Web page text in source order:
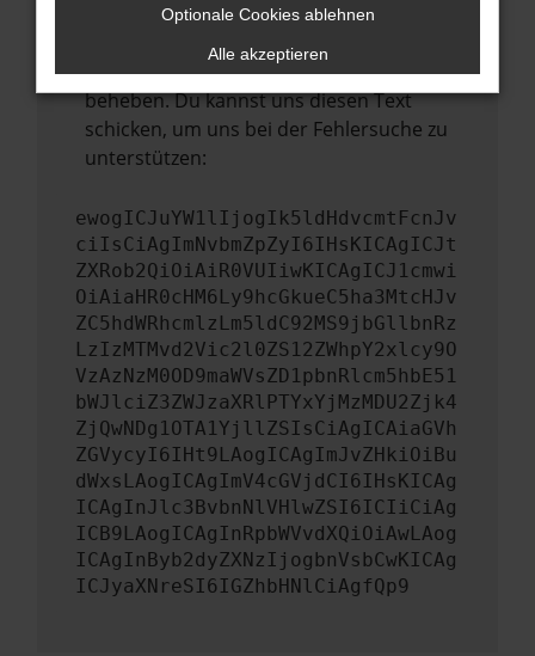
Wenn du alle oben genannten Schritte
versucht hast, kontaktiere uns bitte. Wir
werden versuchen, das Problem zu
beheben. Du kannst uns diesen Text
schicken, um uns bei der Fehlersuche zu
unterstützen:
ewogICJuYW1lIjogIk5ldHdvcmtFcnJv
ciIsCiAgImNvbmZpZyI6IHsKICAgICJt
ZXRob2QiOiAiR0VUIiwKICAgICJ1cmwi
OiAiaHR0cHM6Ly9hcGkueC5ha3MtcHJv
ZC5hdWRhcmlzLm5ldC92MS9jbGllbnRz
LzIzMTMvd2Vic2l0ZS12ZWhpY2xlcy9O
VzAzNzM0OD9maWVsZD1pbnRlcm5hbE51
bWJlciZ3ZWJzaXRlPTYxYjMzMDU2Zjk4
ZjQwNDg1OTA1YjllZSIsCiAgICAiaGVh
ZGVycyI6IHt9LAogICAgImJvZHkiOiBu
dWxsLAogICAgImV4cGVjdCI6IHsKICAg
ICAgInJlc3BvbnNlVHlwZSI6ICIiCiAg
ICB9LAogICAgInRpbWVvdXQiOiAwLAog
ICAgInByb2dyZXNzIjogbnVsbCwKICAg
ICJyaXNreSI6IGZhbHNlCiAgfQp9
Optionale Cookies ablehnen
Alle akzeptieren